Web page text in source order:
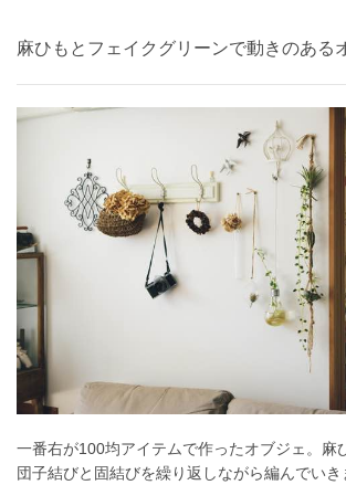
麻ひもとフェイクグリーンで動きのある
一番右が100均アイテムで作ったオブジェ。麻
団子結びと固結びを繰り返しながら編んでい